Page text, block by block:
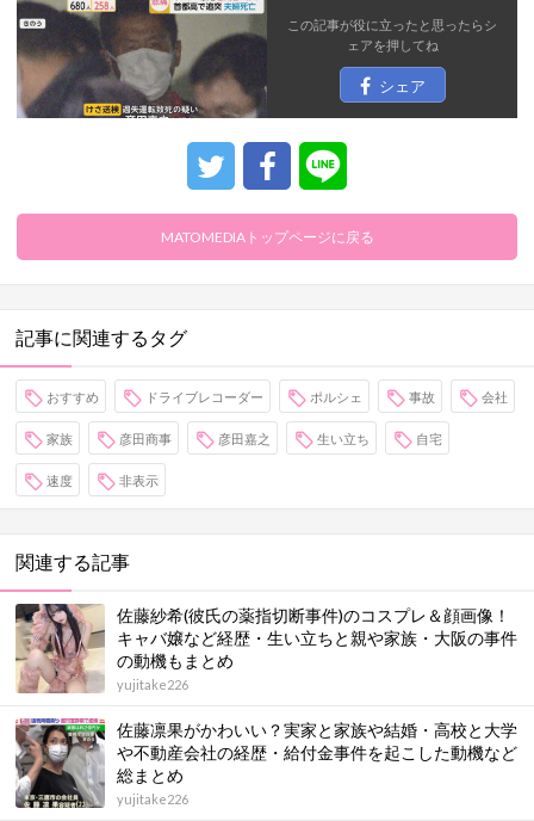
この記事が役に立ったと思ったらシ
ェアを押してね
シェア
MATOMEDIAトップページに戻る
記事に関連するタグ
おすすめ ドライブレコーダー ポルシェ 事故 会社
家族 彦田商事 彦田嘉之 生い立ち 自宅
速度 非表示
関連する記事
佐藤紗希(彼氏の薬指切断事件)のコスプレ＆顔画像！
キャバ嬢など経歴・生い立ちと親や家族・大阪の事件
の動機もまとめ
yujitake226
佐藤凛果がかわいい？実家と家族や結婚・高校と大学
や不動産会社の経歴・給付金事件を起こした動機など
総まとめ
yujitake226